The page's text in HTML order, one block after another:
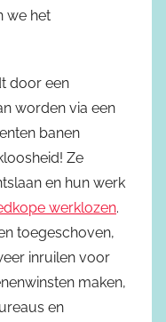
we het
door een
worden via een
banen
Ze
en hun werk
werklozen.
toegeschoven,
inruilen voor
maken,
en